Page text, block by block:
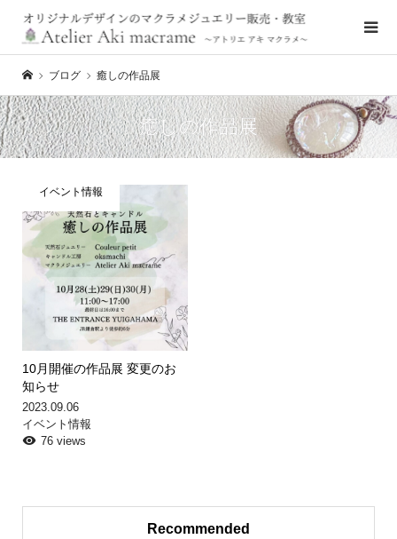
ブログ 癒しの作品展
癒しの作品展
イベント情報
10月開催の作品展 変更のお
知らせ
2023.09.06
イベント情報
76 views
Recommended